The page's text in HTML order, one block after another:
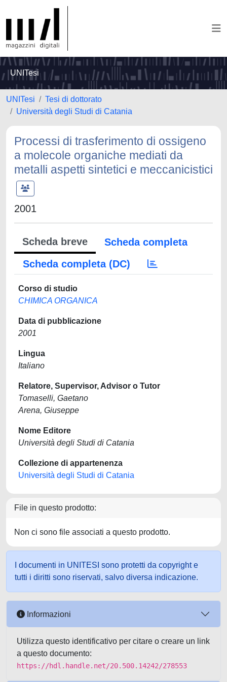
UNITesi
UNITesi
Tesi di dottorato
Università degli Studi di Catania
Processi di trasferimento di ossigeno
a molecole organiche mediati da
metalli aspetti sintetici e meccanicistici
2001
Scheda breve
Scheda completa
Scheda completa (DC)
Corso di studio
CHIMICA ORGANICA
Data di pubblicazione
2001
Lingua
Italiano
Relatore, Supervisor, Advisor o Tutor
Tomaselli, Gaetano
Arena, Giuseppe
Nome Editore
Università degli Studi di Catania
Collezione di appartenenza
Università degli Studi di Catania
File in questo prodotto:
Non ci sono file associati a questo prodotto.
I documenti in UNITESI sono protetti da copyright e
tutti i diritti sono riservati, salvo diversa indicazione.
Informazioni
Utilizza questo identificativo per citare o creare un link
a questo documento:
https://hdl.handle.net/20.500.14242/278553